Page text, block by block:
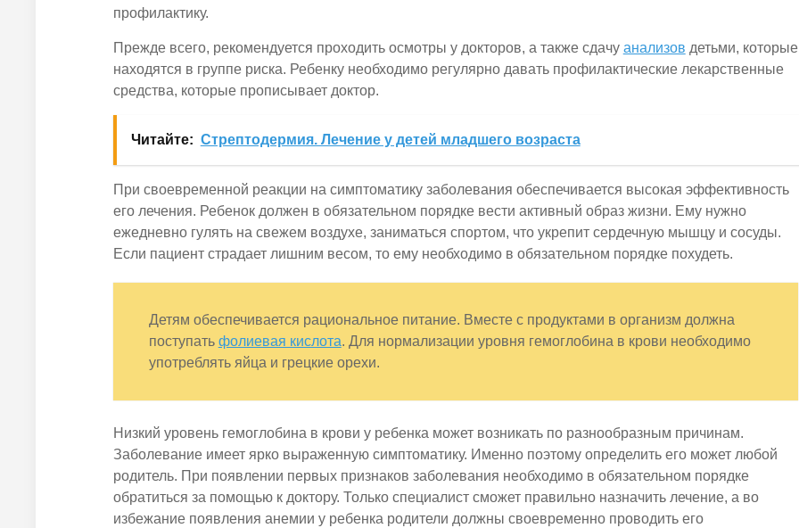
профилактику.
Прежде всего, рекомендуется проходить осмотры у докторов, а также сдачу анализов детьми, которые
находятся в группе риска. Ребенку необходимо регулярно давать профилактические лекарственные
средства, которые прописывает доктор.
Читайте: Стрептодермия. Лечение у детей младшего возраста
При своевременной реакции на симптоматику заболевания обеспечивается высокая эффективность
его лечения. Ребенок должен в обязательном порядке вести активный образ жизни. Ему нужно
ежедневно гулять на свежем воздухе, заниматься спортом, что укрепит сердечную мышцу и сосуды.
Если пациент страдает лишним весом, то ему необходимо в обязательном порядке похудеть.
Детям обеспечивается рациональное питание. Вместе с продуктами в организм должна
поступать фолиевая кислота. Для нормализации уровня гемоглобина в крови необходимо
употреблять яйца и грецкие орехи.
Низкий уровень гемоглобина в крови у ребенка может возникать по разнообразным причинам.
Заболевание имеет ярко выраженную симптоматику. Именно поэтому определить его может любой
родитель. При появлении первых признаков заболевания необходимо в обязательном порядке
обратиться за помощью к доктору. Только специалист сможет правильно назначить лечение, а во
избежание появления анемии у ребенка родители должны своевременно проводить его